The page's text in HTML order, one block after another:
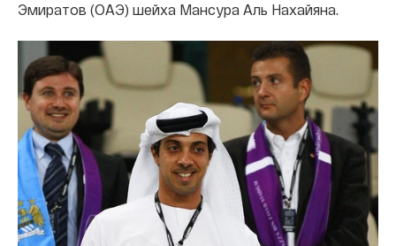
Эмиратов (ОАЭ) шейха Мансура Аль Нахайяна.